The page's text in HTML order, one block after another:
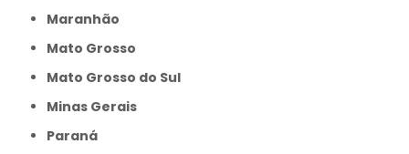
Maranhão
Mato Grosso
Mato Grosso do Sul
Minas Gerais
Paraná